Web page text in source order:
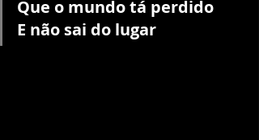
Que o mundo tá perdido
E não sai do lugar